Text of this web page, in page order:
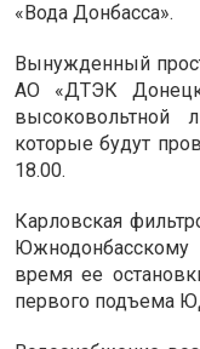
«Вода Донбасса».
Вынужденный
АО «ДТЭК
высоковольтной
которые будут
18.00.
Карловская
время ее
первого подъема